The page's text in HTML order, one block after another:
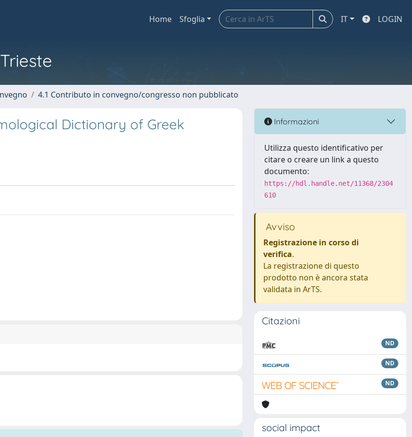
Home Sfoglia IT LOGIN
4.1 Contributo in convegno/congresso non pubblicato
Dictionary of Greek
Informazioni
Utilizza questo identificativo per
citare o creare un link a questo
documento:
https://hdl.handle.net/11368/2304
610
Avviso
Registrazione in corso di
verifica.
La registrazione di questo
prodotto non è ancora stata
validata in ArTS.
Citazioni
ND
ND
ND
social impact